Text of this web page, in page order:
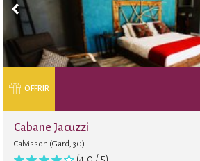
OFFRIR
Cabane Jacuzzi
Calvisson (Gard, 30)